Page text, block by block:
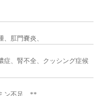
、肛門嚢炎、
症、腎不全、クッシング症候
ン不足、**